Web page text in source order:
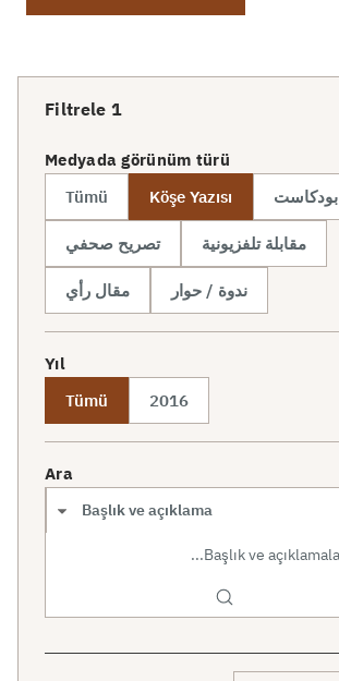
Filtrele 1
Medyada görünüm türü
Tümü
Köşe Yazısı بودكاست
تصريح صحفي مقابلة تلفزيونية
مقال رأي ندوة / حوار
Yıl
Tümü
2016
Ara